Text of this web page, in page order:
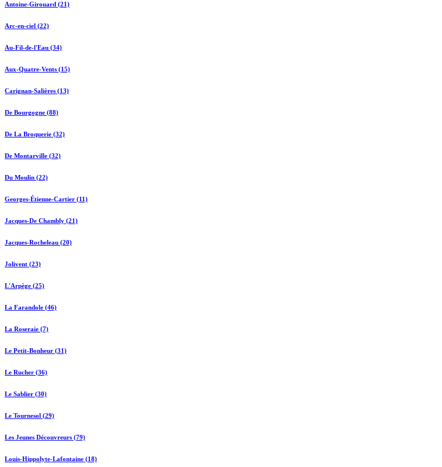
Antoine-Girouard (21)
Arc-en-ciel (22)
Au-Fil-de-l'Eau (34)
Aux-Quatre-Vents (15)
Carignan-Salières (13)
De Bourgogne (88)
De La Broquerie (32)
De Montarville (32)
Du Moulin (22)
Georges-Étienne-Cartier (11)
Jacques-De Chambly (21)
Jacques-Rocheleau (20)
Jolivent (23)
L'Arpège (25)
La Farandole (46)
La Roseraie (7)
Le Petit-Bonheur (31)
Le Rucher (36)
Le Sablier (30)
Le Tournesol (29)
Les Jeunes Découvreurs (79)
Louis-Hippolyte-Lafontaine (18)